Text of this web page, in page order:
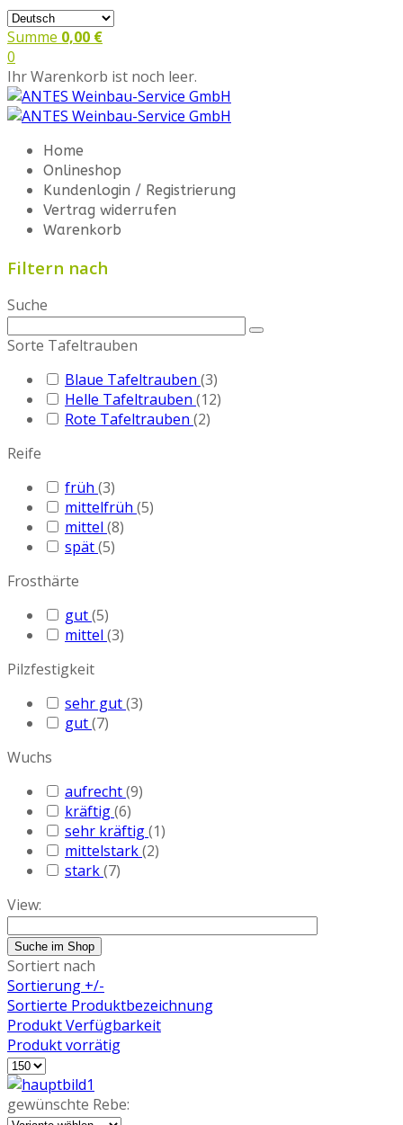
Summe 0,00 €
0
Ihr Warenkorb ist noch leer.
Home
Onlineshop
Kundenlogin / Registrierung
Vertrag widerrufen
Warenkorb
Filtern nach
Suche
Sorte Tafeltrauben
Blaue Tafeltrauben (3)
Helle Tafeltrauben (12)
Rote Tafeltrauben (2)
Reife
früh (3)
mittelfrüh (5)
mittel (8)
spät(5)
Frosthärte
gut(5)
mittel (3)
Pilzfestigkeit
sehr gut(3)
gut(7)
Wuchs
aufrecht(9)
kräftig(6)
sehr kräftig(1)
mittelstark(2)
stark(7)
View:
Sortiert nach
Sortierung +/-
Sortierte Produktbezeichnung
Produkt Verfügbarkeit
Produkt vorrätig
gewünschte Rebe: